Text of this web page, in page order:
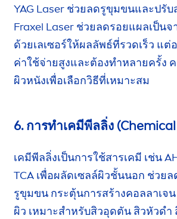
YAG Laser ช่วยลดรูขุมขนและปรั
Fraxel Laser ช่วยลดรอยแผลเป็นจ
ด้วยเลเซอร์ให้ผลลัพธ์ที่รวดเร็ว แต่
ค่าใช้จ่ายสูงและต้องทำหลายครั้ง
ผิวหนังเพื่อเลือกวิธีที่เหมาะสม
6. การทำเคมีพีลลิ่ง
เคมีพีลลิ่งเป็นการใช้สารเคมี เช่น
TCA เพื่อผลัดเซลล์ผิวชั้นนอก ช่วย
รูขุมขน กระตุ้นการสร้างคอลลาเจน
ผิว เหมาะสำหรับสิวอุดตัน สิวหัวดำ